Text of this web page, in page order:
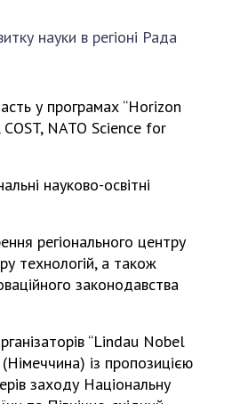
науки в регіоні Рада
у програмах “Horizon
COST, NATO Science for
науково-освітні
регіонального центру
технологій, а також
законодавства
“Lindau Nobel
із пропозицією
заходу Національну